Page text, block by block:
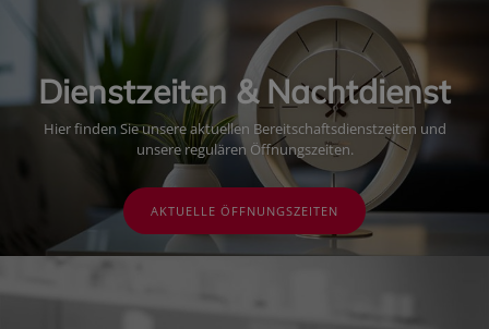
Dienstzeiten & Nachtdienst
Hier finden Sie unsere aktuellen Bereitschaftsdienstzeiten und
unsere regulären Öffnungszeiten.
AKTUELLE ÖFFNUNGSZEITEN